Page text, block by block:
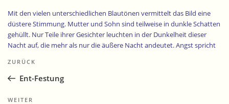
Mit den vielen unterschiedlichen Blautönen vermittelt das Bild eine
düstere Stimmung. Mutter und Sohn sind teilweise in dunkle Schatten
gehüllt. Nur Teile ihrer Gesichter leuchten in der Dunkelheit dieser
Nacht auf, die mehr als nur die äußere Nacht andeutet. Angst spricht
nach Licht und Freiheit. Angsteinflößend groß hat die Künstlerin die
Mohnkapseln dargestellt, gleichsam als Konkurrenz zu den Köpfen
auf dem Weg begleiten. Sie gaukeln vor Lichtträger zu sein und in die
Beitragsnavigation
Vorheriger
Beitrag
ZURÜCK
Ent-Festung
Nächster
WEITER